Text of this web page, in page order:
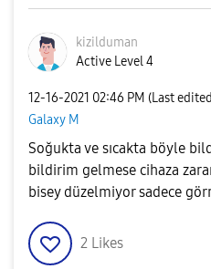
kizilduman
Active Level 4
‎12-16-2021 02:46 PM (Last edited
Galaxy M
Soğukta ve sıcakta böyle
bildirim gelmese cihaza
bisey düzelmiyor sadece
2 Likes